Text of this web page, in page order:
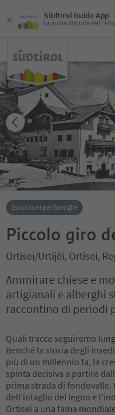
Südtirol Guide App
La guida digitale
Escursioni per famiglie
Piccolo giro
Ortisei/Urtijëi, Ortisei,
Ammirare chiese e
artigianali e alberghi
raccontino di periodi
Quali tracce seguiremo
Benché la storia degli
più di un millennio fa, la
spinta decisiva a partire
prima strada di fondovalle.
dell’intaglio del legno e
Ortisei a una fama